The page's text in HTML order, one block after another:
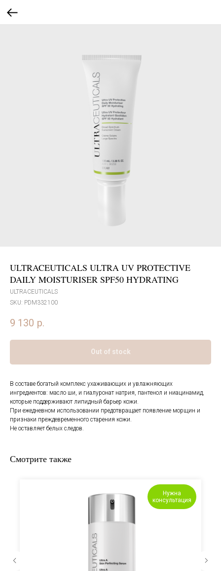
ULTRACEUTICALS ULTRA UV PROTECTIVE
DAILY MOISTURISER SPF50 HYDRATING
ULTRACEUTICALS
SKU: PDM332100
9 130 р.
Out of stock
В составе богатый комплекс ухаживающих и увлажняющих
ингредиентов: масло ши, и гиалуронат натрия, пантенол и ниацинамид,
которые поддерживают липидный барьер кожи.
При ежедневном использовании предотвращает появление морщин и
признаки преждевременного старения кожи.
Не оставляет белых следов.
Смотрите также
Нужна
консультация